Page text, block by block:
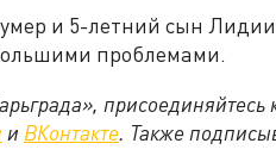
и 5-летний сын
проблемами.
присоединяйтесь
и ВКонтакте. Также